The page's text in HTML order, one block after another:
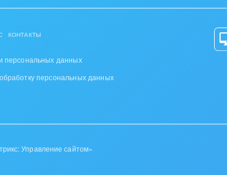
КОНТАКТЫ
персональных данных
персональных данных
Управление сайтом»